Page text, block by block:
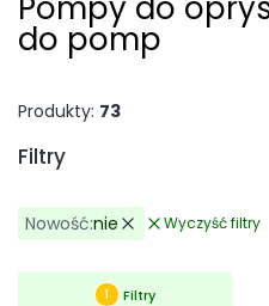
do pomp
Produkty: 73
Filtry
Aktywne filtry
Nowość:nie Wyczyść filtry
Koniec filtrów
Filtry